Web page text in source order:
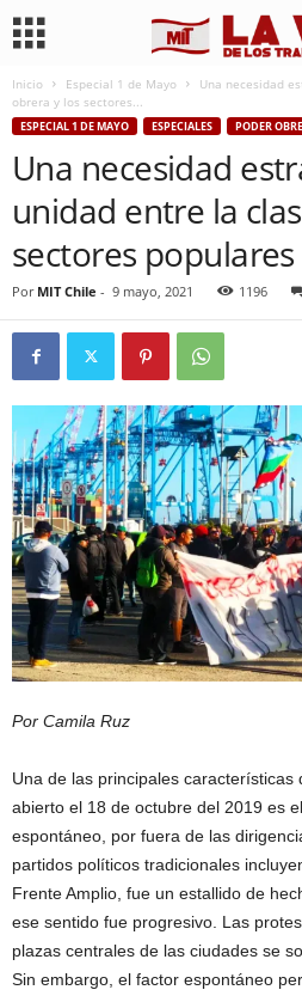
Inicio Especial 1 de Mayo
Una necesidad
obrera y los sectores...
ESPECIAL 1 DE MAYO ESPECIALES PODER
Una necesidad
unidad entre la
sectores populares
Por MIT Chile - 9 mayo, 2021 1196
Por Camila Ruz
Una de las principales características
abierto el 18 de octubre del 2019 es
espontáneo, por fuera de las
partidos políticos tradicionales
Frente Amplio, fue un estallido de
ese sentido fue progresivo. Las
plazas centrales de las ciudades se
Sin embargo, el factor espontáneo